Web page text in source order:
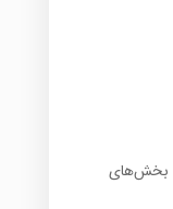
بخش‌های